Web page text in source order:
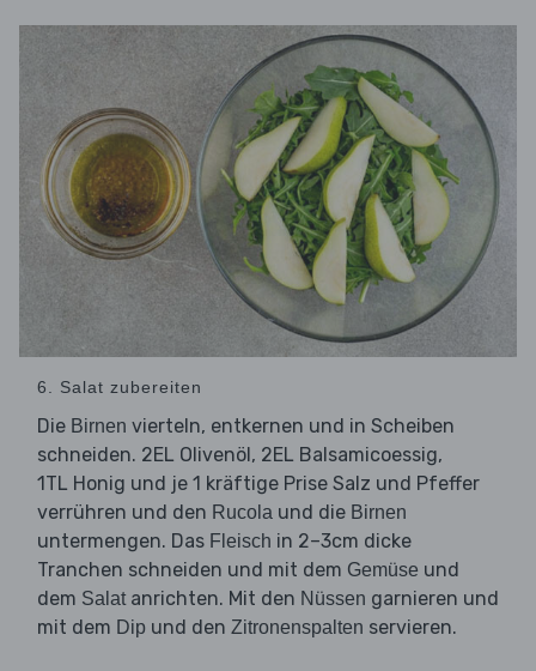
6. Salat zubereiten
Die Birnen vierteln, entkernen und in Scheiben
schneiden. 2EL Olivenöl, 2EL Balsamicoessig,
1TL Honig und je 1 kräftige Prise Salz und Pfeffer
verrühren und den Rucola und die Birnen
untermengen. Das Fleisch in 2–3cm dicke
Tranchen schneiden und mit dem Gemüse und
dem Salatanrichten. Mit den Nüssen garnieren und
mit dem Dip und den Zitronenspalten servieren.